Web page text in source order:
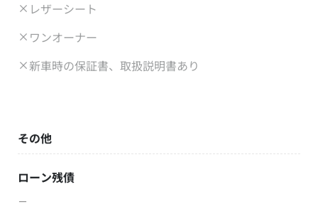
レザーシート
ワンオーナー
新車時の保証書、取扱説明書あり
その他
ローン残債
－